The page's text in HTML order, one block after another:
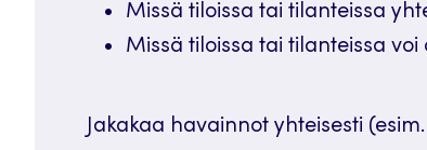
Missä tiloissa tai tilanteissa
Missä tiloissa tai tilanteissa
Jakakaa havainnot yhteisesti